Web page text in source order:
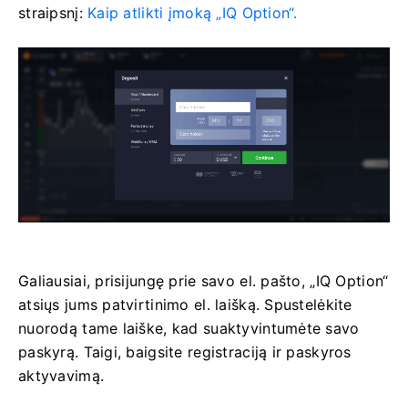
straipsnį: Kaip atlikti įmoką „IQ Option“.
Galiausiai, prisijungę prie savo el. pašto, „IQ Option“
atsiųs jums patvirtinimo el. laišką. Spustelėkite
nuorodą tame laiške, kad suaktyvintumėte savo
paskyrą. Taigi, baigsite registraciją ir paskyros
aktyvavimą.